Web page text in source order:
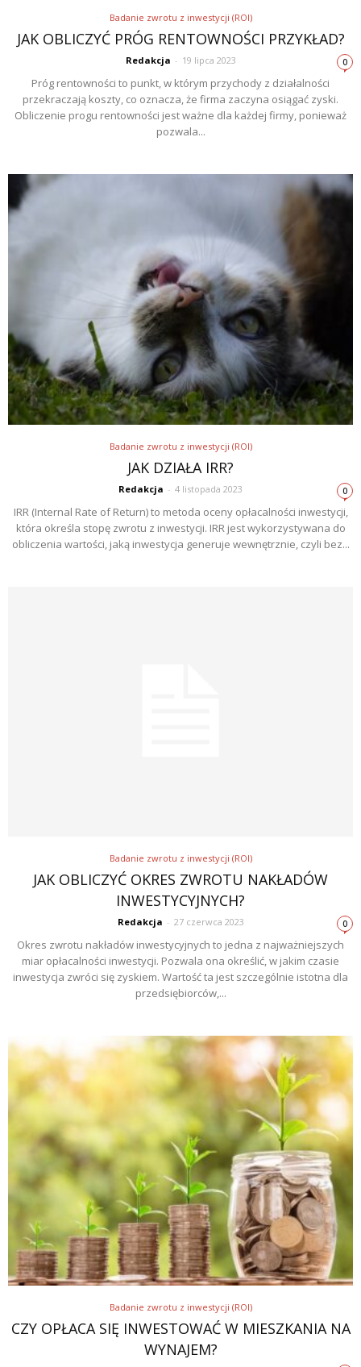
Badanie zwrotu z inwestycji (ROI)
JAK OBLICZYĆ PRÓG RENTOWNOŚCI PRZYKŁAD?
Redakcja - 19 lipca 2023 0
Próg rentowności to punkt, w którym przychody z działalności
przekraczają koszty, co oznacza, że firma zaczyna osiągać zyski.
Obliczenie progu rentowności jest ważne dla każdej firmy, ponieważ
pozwala...
Badanie zwrotu z inwestycji (ROI)
JAK DZIAŁA IRR?
Redakcja - 4 listopada 2023 0
IRR (Internal Rate of Return) to metoda oceny opłacalności inwestycji,
która określa stopę zwrotu z inwestycji. IRR jest wykorzystywana do
obliczenia wartości, jaką inwestycja generuje wewnętrznie, czyli bez...
Badanie zwrotu z inwestycji (ROI)
JAK OBLICZYĆ OKRES ZWROTU NAKŁADÓW
INWESTYCYJNYCH?
Redakcja - 27 czerwca 2023 0
Okres zwrotu nakładów inwestycyjnych to jedna z najważniejszych
miar opłacalności inwestycji. Pozwala ona określić, w jakim czasie
inwestycja zwróci się zyskiem. Wartość ta jest szczególnie istotna dla
przedsiębiorców,...
Badanie zwrotu z inwestycji (ROI)
CZY OPŁACA SIĘ INWESTOWAĆ W MIESZKANIA NA
WYNAJEM?